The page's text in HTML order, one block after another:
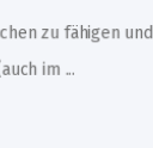
zu fähigen und
im ...